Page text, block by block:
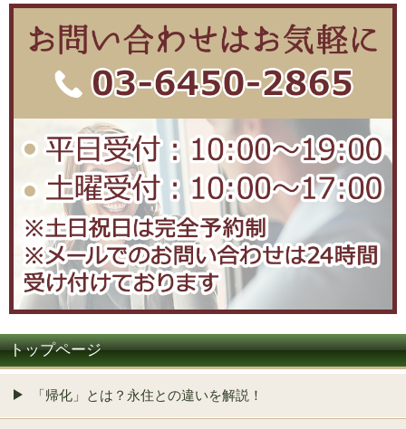
トップページ
「帰化」とは？永住との違いを解説！